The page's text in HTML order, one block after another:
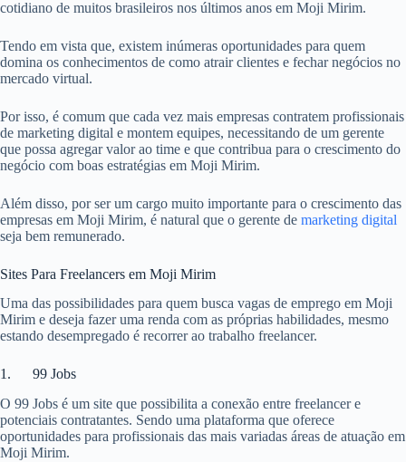
cotidiano de muitos brasileiros nos últimos anos em Moji Mirim.
Tendo em vista que, existem inúmeras oportunidades para quem
domina os conhecimentos de como atrair clientes e fechar negócios no
mercado virtual.
Por isso, é comum que cada vez mais empresas contratem profissionais
de marketing digital e montem equipes, necessitando de um gerente
que possa agregar valor ao time e que contribua para o crescimento do
negócio com boas estratégias em Moji Mirim.
Além disso, por ser um cargo muito importante para o crescimento das
empresas em Moji Mirim, é natural que o gerente de marketing digital
seja bem remunerado.
Sites Para Freelancers em Moji Mirim
Uma das possibilidades para quem busca vagas de emprego em Moji
Mirim e deseja fazer uma renda com as próprias habilidades, mesmo
estando desempregado é recorrer ao trabalho freelancer.
1. 99 Jobs
O 99 Jobs é um site que possibilita a conexão entre freelancer e
potenciais contratantes. Sendo uma plataforma que oferece
oportunidades para profissionais das mais variadas áreas de atuação em
Moji Mirim.